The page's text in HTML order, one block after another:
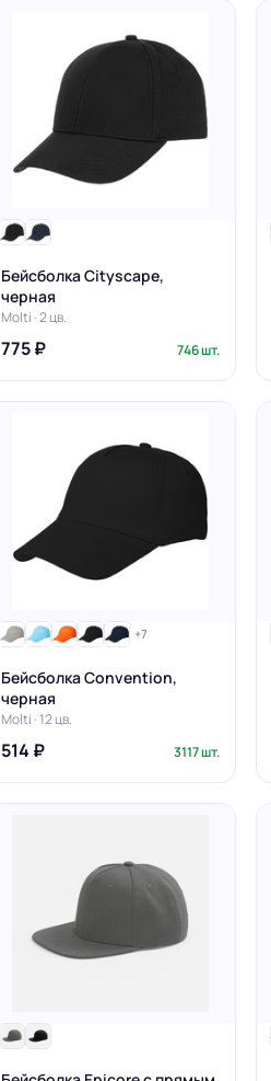
Бейсболка Cityscape,
черная
Molti · 2 цв.
775 ₽ 746 шт.
+7
Бейсболка Convention,
черная
Molti · 12 цв.
514 ₽ 3117 шт.